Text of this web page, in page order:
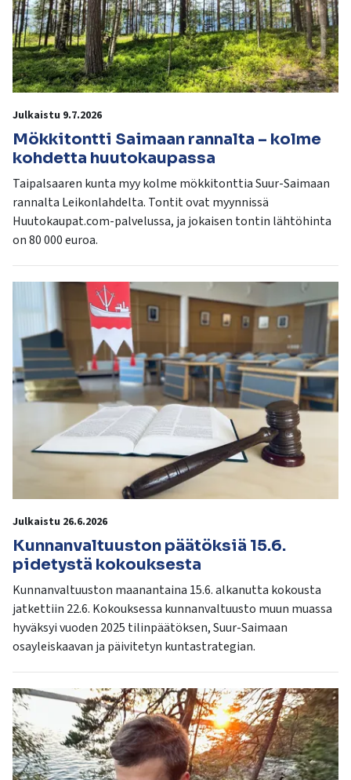
Julkaistu 9.7.2026
Mökkitontti Saimaan rannalta – kolme
kohdetta huutokaupassa
Taipalsaaren kunta myy kolme mökkitonttia Suur-Saimaan
rannalta Leikonlahdelta. Tontit ovat myynnissä
Huutokaupat.com-palvelussa, ja jokaisen tontin lähtöhinta
on 80 000 euroa.
Julkaistu 26.6.2026
Kunnanvaltuuston päätöksiä 15.6.
pidetystä kokouksesta
Kunnanvaltuuston maanantaina 15.6. alkanutta kokousta
jatkettiin 22.6. Kokouksessa kunnanvaltuusto muun muassa
hyväksyi vuoden 2025 tilinpäätöksen, Suur-Saimaan
osayleiskaavan ja päivitetyn kuntastrategian.